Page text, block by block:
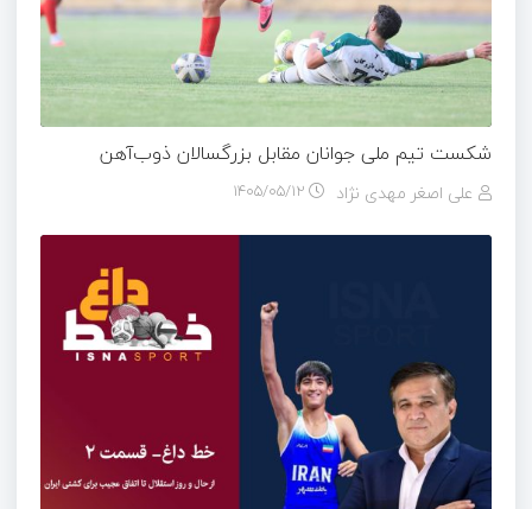
شکست تیم ملی جوانان مقابل بزرگسالان ذوب‌آهن
علی اصغر مهدی نژاد ۱۴۰۵/۰۵/۱۲